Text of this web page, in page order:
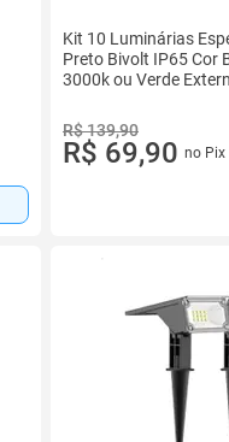
Kit 10 Luminárias
Preto Bivolt IP65 Cor
3000k ou Verde
R$ 139,90
R$ 69,90 no Pix